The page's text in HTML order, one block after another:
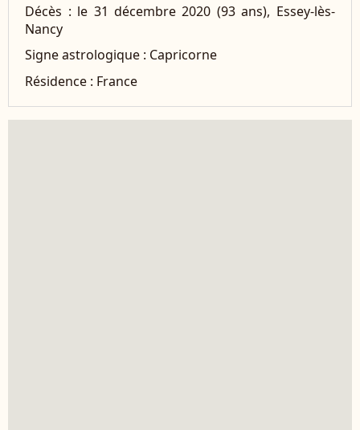
Décès : le 31 décembre 2020 (93 ans), Essey-lès-
Nancy
Signe astrologique : Capricorne
Résidence : France